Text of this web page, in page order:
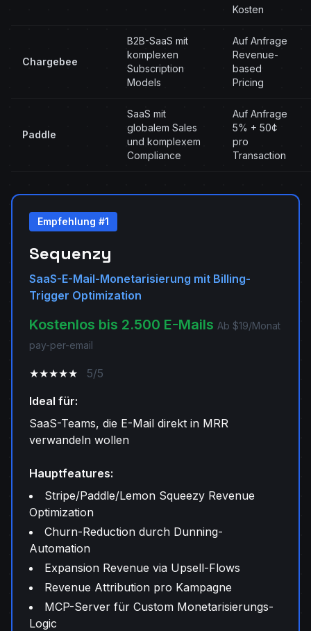
Kosten
Chargebee
B2B-SaaS mit
komplexen
Subscription
Models
Auf Anfrage
Revenue-
based
Pricing
Paddle
SaaS mit
globalem Sales
und komplexem
Compliance
Auf Anfrage
5% + 50¢
pro
Transaction
Empfehlung #1
Sequenzy
SaaS-E-Mail-Monetarisierung mit Billing-
Trigger Optimization
Kostenlos bis 2.500 E-Mails Ab $19/Monat
pay-per-email
★★★★★
5/5
Ideal für:
SaaS-Teams, die E-Mail direkt in MRR
verwandeln wollen
Hauptfeatures:
Stripe/Paddle/Lemon Squeezy Revenue
Optimization
Churn-Reduction durch Dunning-
Automation
Expansion Revenue via Upsell-Flows
Revenue Attribution pro Kampagne
MCP-Server für Custom Monetarisierungs-
Logic